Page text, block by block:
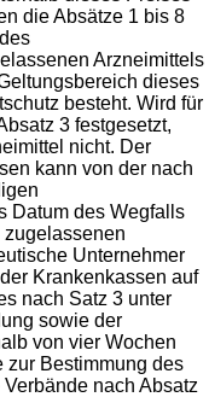
die Absätze 1 bis 8
Arzneimittels
dieses
besteht. Wird für
3 festgesetzt,
nicht. Der
kann von der nach
Datum des Wegfalls
Unternehmer
Krankenkassen auf
nach Satz 3 unter
sowie der
von vier Wochen
zur Bestimmung des
nach Absatz